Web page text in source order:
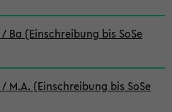
Ba (Einschreibung bis SoSe
(Einschreibung bis SoSe